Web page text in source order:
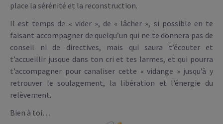
place la sérénité et la reconstruction.
Il est temps de « vider », de « lâcher », si possible en te
faisant accompagner de quelqu’un qui ne te donnera pas de
conseil ni de directives, mais qui saura t’écouter et
t’accueillir jusque dans ton cri et tes larmes, et qui pourra
t’accompagner pour canaliser cette « vidange » jusqu’à y
retrouver le soulagement, la libération et l’énergie du
relèvement.
Bien à toi…